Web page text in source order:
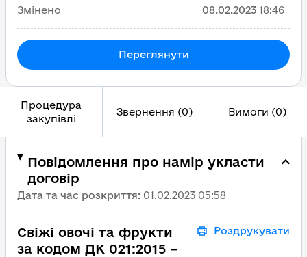
Процедура
закупівлі
Звернення (0) Вимоги (0)
Повідомлення про намір укласти
договір
Дата та час розкриття: 01.02.2023 05:58
Свіжі овочі та фрукти
за кодом ДК 021:2015 –
Роздрукувати
Змінено
08.02.2023 18:46
Переглянути